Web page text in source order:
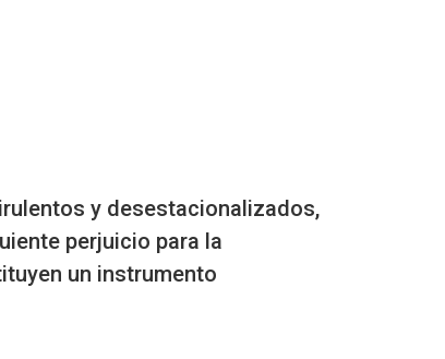
y desestacionalizados,
perjuicio para la
un instrumento